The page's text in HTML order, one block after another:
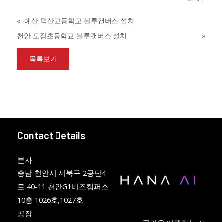
« 예산 덕산고등학교 블루캔버스 설치
천안 도장초등학교 블루캔버스 설치
»
목록보기
Contact Details
본사
충남 천안시 서북구 2공단4
로 40-11 천안G1비즈캠퍼스
10층 1026호,1027호
공장